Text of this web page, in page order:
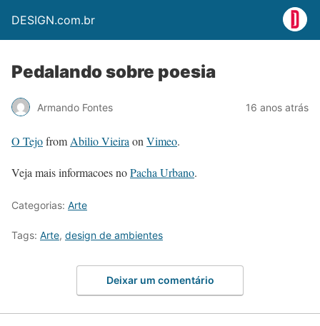
DESIGN.com.br
Pedalando sobre poesia
Armando Fontes 16 anos atrás
O Tejofrom Abilio Vieira on Vimeo.
Veja mais informacoes noPacha Urbano.
Categorias: Arte
Tags: Arte, design de ambientes
Deixar um comentário